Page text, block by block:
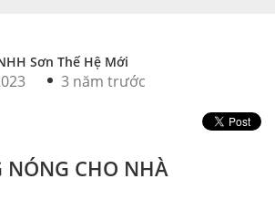
Sơn Thế Hệ Mới
3 năm trước
NÓNG CHO NHÀ